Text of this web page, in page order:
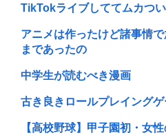
TikTokライブしててムカつ
アニメは作ったけど諸事情
まであったの
中学生が読むべき漫画
古き良きロールプレイング
【高校野球】甲子園初・女